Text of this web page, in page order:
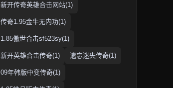
新开传奇英雄合击网站(1)
传奇1.95金牛无内功(1)
1.85傲世合击sf523sy(1)
新开英雄合击传奇(1) 遗忘迷失传奇(1)
09年韩版中变传奇(1)